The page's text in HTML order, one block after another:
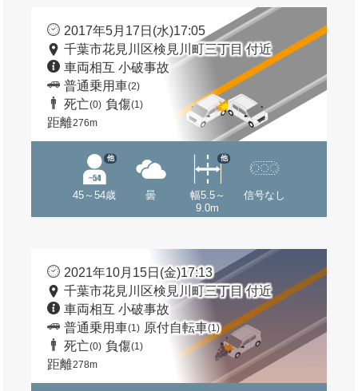
2017年5月17日(水)17:05
千葉市花見川区検見川町三丁目 付近
車両相互 小破事故
普通乗用車(2)
死亡(0) 負傷(1)
距離276m
45～54歳
他
曇
幅5.5～
9.0m
他
信号なし
2021年10月15日(金)17:13
千葉市花見川区検見川町三丁目 付近
車両相互 小破事故
普通乗用車(1) 原付自転車(1)
死亡(0) 負傷(1)
距離278m